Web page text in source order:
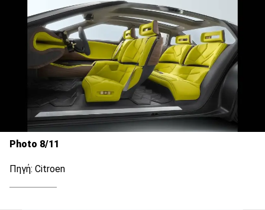
Photo 8/11
Πηγή: Citroen